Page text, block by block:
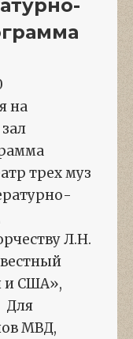
на
трех муз
Л.Н.
и США»,
Для
МВД,